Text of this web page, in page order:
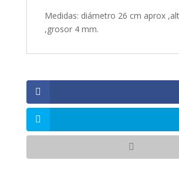
Medidas: diámetro 26 cm aprox
,grosor 4 mm.